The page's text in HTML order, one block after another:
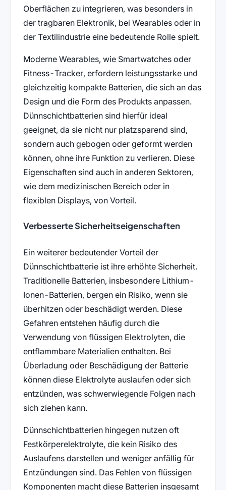
Oberflächen zu integrieren, was besonders in
der tragbaren Elektronik, bei Wearables oder in
der Textilindustrie eine bedeutende Rolle spielt.
Moderne Wearables, wie Smartwatches oder
Fitness-Tracker, erfordern leistungsstarke und
gleichzeitig kompakte Batterien, die sich an das
Design und die Form des Produkts anpassen.
Dünnschichtbatterien sind hierfür ideal
geeignet, da sie nicht nur platzsparend sind,
sondern auch gebogen oder geformt werden
können, ohne ihre Funktion zu verlieren. Diese
Eigenschaften sind auch in anderen Sektoren,
wie dem medizinischen Bereich oder in
flexiblen Displays, von Vorteil.
Verbesserte Sicherheitseigenschaften
Ein weiterer bedeutender Vorteil der
Dünnschichtbatterie ist ihre erhöhte Sicherheit.
Traditionelle Batterien, insbesondere Lithium-
Ionen-Batterien, bergen ein Risiko, wenn sie
überhitzen oder beschädigt werden. Diese
Gefahren entstehen häufig durch die
Verwendung von flüssigen Elektrolyten, die
entflammbare Materialien enthalten. Bei
Überladung oder Beschädigung der Batterie
können diese Elektrolyte auslaufen oder sich
entzünden, was schwerwiegende Folgen nach
sich ziehen kann.
Dünnschichtbatterien hingegen nutzen oft
Festkörperelektrolyte, die kein Risiko des
Auslaufens darstellen und weniger anfällig für
Entzündungen sind. Das Fehlen von flüssigen
Komponenten macht diese Batterien insgesamt